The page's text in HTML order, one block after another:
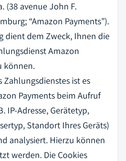
(38 avenue John F.
“Amazon Payments”).
dient dem Zweck, Ihnen die
Amazon
können.
ist es
Payments beim Aufruf
IP-Adresse, Gerätetyp,
Standort Ihres Geräts)
analysiert. Hierzu können
werden. Die Cookies